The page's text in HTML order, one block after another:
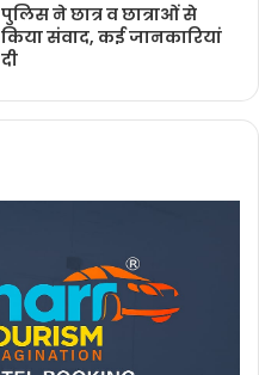
पुलिस ने छात्र व छात्राओं से
किया संवाद, कई जानकारियां
दी